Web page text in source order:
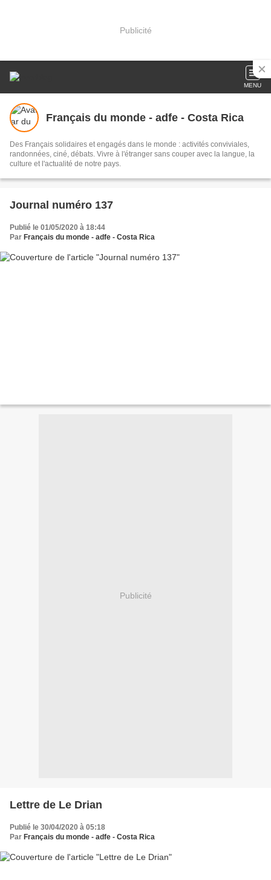
Publicité
MENU
Français du monde - adfe - Costa Rica
Des Français solidaires et engagés dans le monde : activités conviviales,
randonnées, ciné, débats. Vivre à l'étranger sans couper avec la langue, la
culture et l'actualité de notre pays.
Journal numéro 137
Publié le 01/05/2020 à 18:44
Par Français du monde - adfe - Costa Rica
Publicité
Lettre de Le Drian
Publié le 30/04/2020 à 05:18
Par Français du monde - adfe - Costa Rica